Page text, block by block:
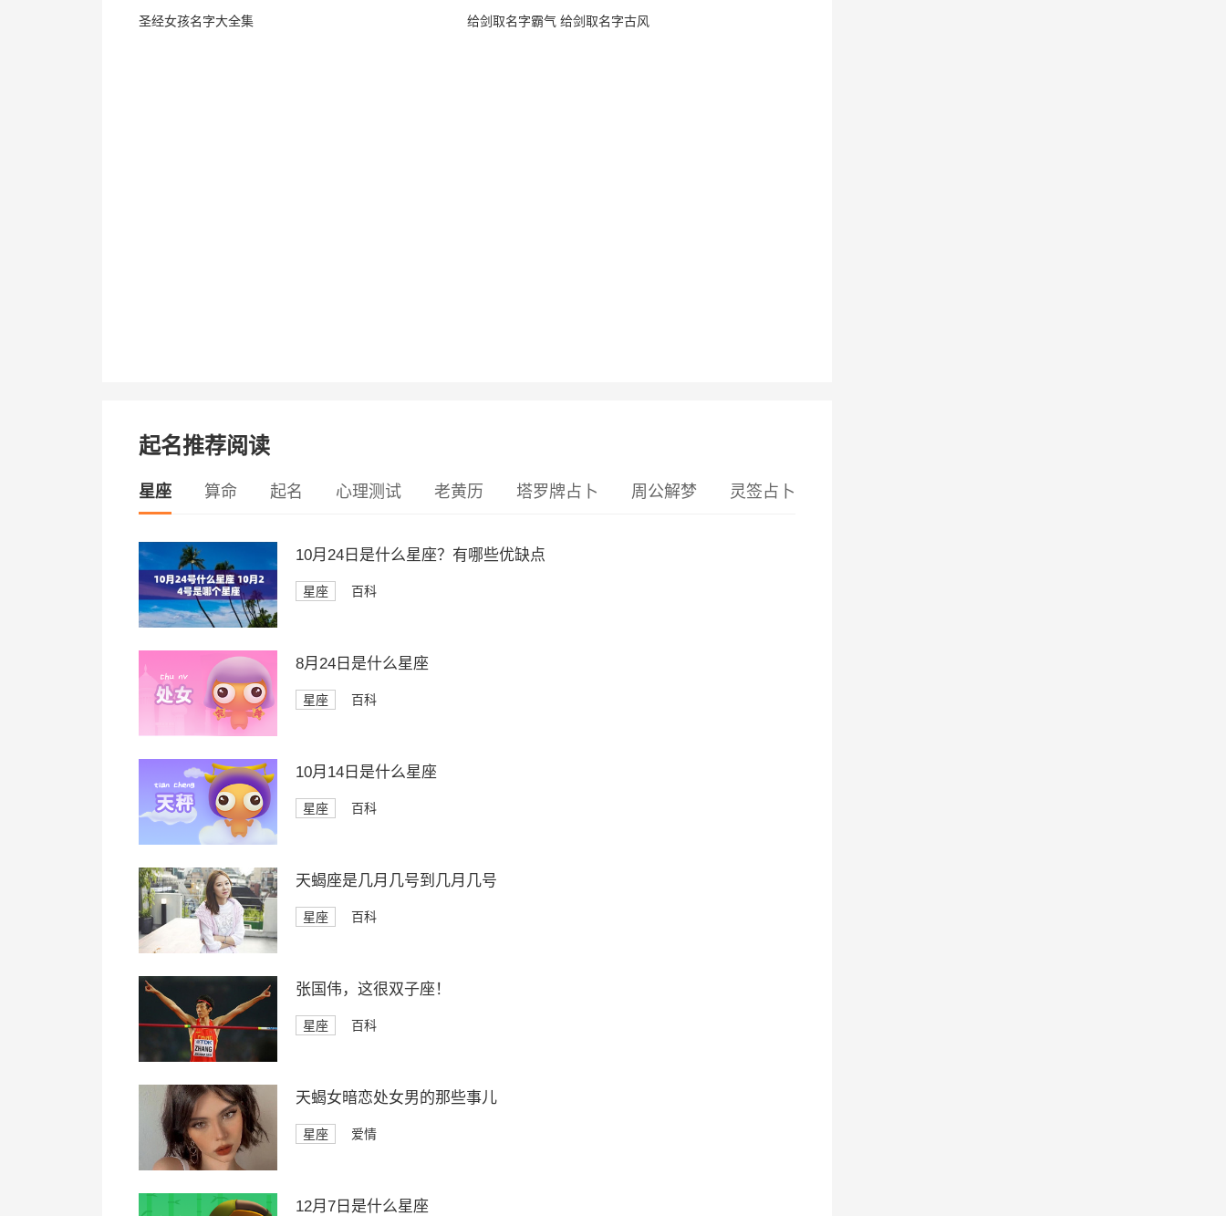
圣经女孩名字大全集
给剑取名字霸气 给剑取名字古风
起名推荐阅读
星座 算命 起名 心理测试 老黄历 塔罗牌占卜 周公解梦 灵签占卜
10月24日是什么星座？有哪些优缺点
星座 百科
8月24日是什么星座
星座 百科
10月14日是什么星座
星座 百科
天蝎座是几月几号到几月几号
星座 百科
张国伟，这很双子座！
星座 百科
天蝎女暗恋处女男的那些事儿
星座 爱情
12月7日是什么星座